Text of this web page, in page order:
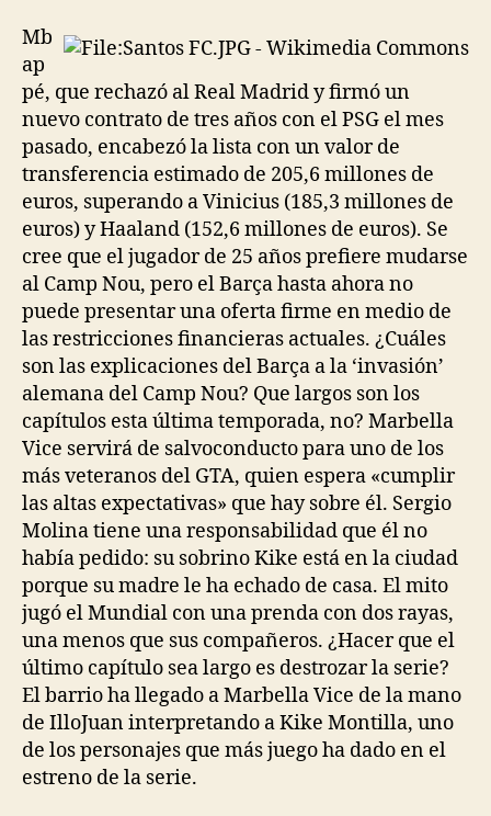
Mb
ap
pé, que rechazó al Real Madrid y firmó un
nuevo contrato de tres años con el PSG el mes
pasado, encabezó la lista con un valor de
transferencia estimado de 205,6 millones de
euros, superando a Vinicius (185,3 millones de
euros) y Haaland (152,6 millones de euros). Se
cree que el jugador de 25 años prefiere mudarse
al Camp Nou, pero el Barça hasta ahora no
puede presentar una oferta firme en medio de
las restricciones financieras actuales. ¿Cuáles
son las explicaciones del Barça a la ‘invasión’
alemana del Camp Nou? Que largos son los
capítulos esta última temporada, no? Marbella
Vice servirá de salvoconducto para uno de los
más veteranos del GTA, quien espera «cumplir
las altas expectativas» que hay sobre él. Sergio
Molina tiene una responsabilidad que él no
había pedido: su sobrino Kike está en la ciudad
porque su madre le ha echado de casa. El mito
jugó el Mundial con una prenda con dos rayas,
una menos que sus compañeros. ¿Hacer que el
último capítulo sea largo es destrozar la serie?
El barrio ha llegado a Marbella Vice de la mano
de IlloJuan interpretando a Kike Montilla, uno
de los personajes que más juego ha dado en el
estreno de la serie.